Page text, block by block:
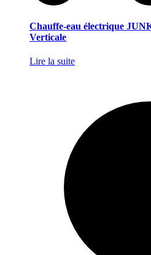
Chauffe-eau électrique
Verticale
Lire la suite